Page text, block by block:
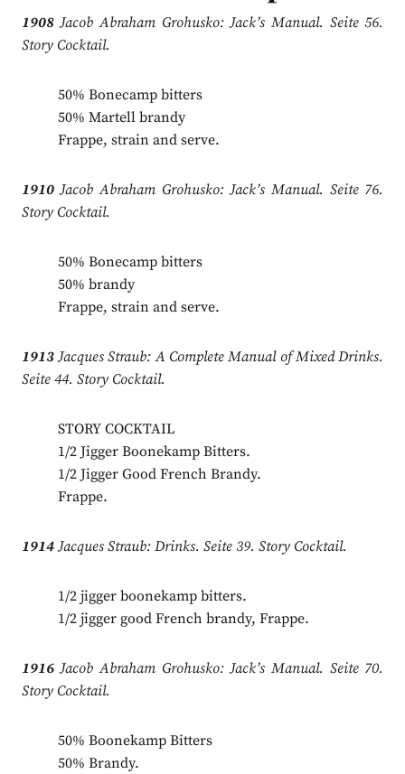
1908Jacob Abraham Grohusko: Jack’s Manual. Seite 56.
Story Cocktail.
50% Bonecamp bitters
50% Martell brandy
Frappe, strain and serve.
1910Jacob Abraham Grohusko: Jack’s Manual. Seite 76.
Story Cocktail.
50% Bonecamp bitters
50% brandy
Frappe, strain and serve.
1913Jacques Straub: A Complete Manual of Mixed Drinks.
Seite 44. Story Cocktail.
STORY COCKTAIL
1/2 Jigger Boonekamp Bitters.
1/2 Jigger Good French Brandy.
Frappe.
1914Jacques Straub: Drinks. Seite 39. Story Cocktail.
1/2 jigger boonekamp bitters.
1/2 jigger good French brandy, Frappe.
1916Jacob Abraham Grohusko: Jack’s Manual. Seite 70.
Story Cocktail.
50% Boonekamp Bitters
50% Brandy.